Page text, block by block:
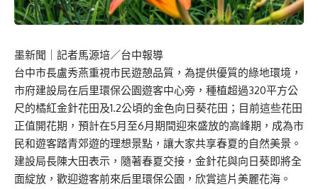
墨新聞 ｜記者馬源培／台中報導
台中市長盧秀燕重視市民遊憩品質，為提供優質的綠地環境，
市府建設局在后里環保公園遊客中心旁，種植超過320平方公
尺的橘紅金針花田及1.2公頃的金色向日葵花田；目前這些花田
正值開花期，預計在5月至6月期間迎來盛放的高峰期，成為市
民和遊客踏青郊遊的理想景點，讓大家共享春夏的自然美景。
建設局長陳大田表示，隨著春夏交接，金針花與向日葵即將全
面綻放，歡迎遊客前來后里環保公園，欣賞這片美麗花海。